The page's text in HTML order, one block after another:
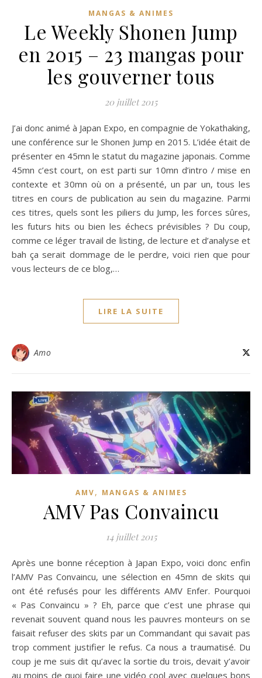
MANGAS & ANIMES
Le Weekly Shonen Jump
en 2015 – 23 mangas pour
les gouverner tous
20 juillet 2015
J’ai donc animé à Japan Expo, en compagnie de Yokathaking,
une conférence sur le Shonen Jump en 2015. L’idée était de
présenter en 45mn le statut du magazine japonais. Comme
45mn c’est court, on est parti sur 10mn d’intro / mise en
contexte et 30mn où on a présenté, un par un, tous les
titres en cours de publication au sein du magazine. Parmi
ces titres, quels sont les piliers du Jump, les forces sûres,
les futurs hits ou bien les échecs prévisibles ? Du coup,
comme ce léger travail de listing, de lecture et d’analyse et
bah ça serait dommage de le perdre, voici rien que pour
vous lecteurs de ce blog,…
LIRE LA SUITE
Amo
AMV, MANGAS & ANIMES
AMV Pas Convaincu
14 juillet 2015
Après une bonne réception à Japan Expo, voici donc enfin
l’AMV Pas Convaincu, une sélection en 45mn de skits qui
ont été refusés pour les différents AMV Enfer. Pourquoi
« Pas Convaincu » ? Eh, parce que c’est une phrase qui
revenait souvent quand nous les pauvres monteurs on se
faisait refuser des skits par un Commandant qui savait pas
trop comment justifier le refus. Ca nous a traumatisé. Du
coup je me suis dit qu’avec la sortie du trois, devait y’avoir
au moins de quoi faire une vidéo cool avec quelques bons